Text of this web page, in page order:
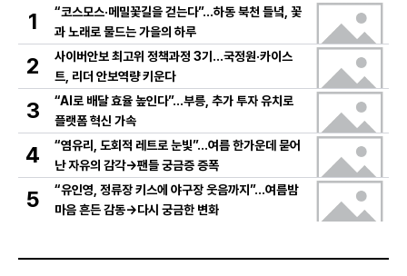
1
“코스모스·메밀꽃길을 걷는다”…하동 북천 들녘, 꽃
과 노래로 물드는 가을의 하루
2
사이버안보 최고위 정책과정 3기…국정원·카이스
트, 리더 안보역량 키운다
3
“AI로 배달 효율 높인다”…부릉, 추가 투자 유치로
플랫폼 혁신 가속
4
“염유리, 도회적 레트로 눈빛”…여름 한가운데 묻어
난 자유의 감각→팬들 궁금증 증폭
5
“유인영, 정류장 키스에 야구장 웃음까지”…여름밤
마음 흔든 감동→다시 궁금한 변화